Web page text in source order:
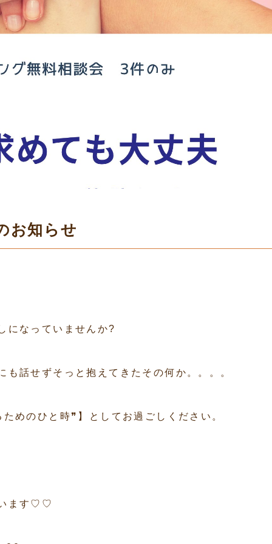
お知らせ
になっていませんか?
話せずそっと抱えてきたその何か。。。。
めのひと時❞】としてお過ごしください。
ます♡♡